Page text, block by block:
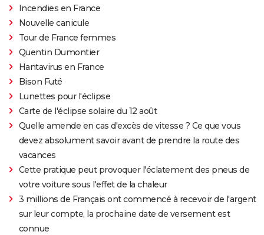
Incendies en France
Nouvelle canicule
Tour de France femmes
Quentin Dumontier
Hantavirus en France
Bison Futé
Lunettes pour l'éclipse
Carte de l'éclipse solaire du 12 août
Quelle amende en cas d'excès de vitesse ? Ce que vous
devez absolument savoir avant de prendre la route des
vacances
Cette pratique peut provoquer l'éclatement des pneus de
votre voiture sous l'effet de la chaleur
3 millions de Français ont commencé à recevoir de l'argent
sur leur compte, la prochaine date de versement est
connue